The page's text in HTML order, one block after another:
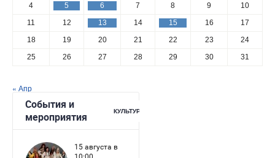
4
5 6 7 8 9
10
11
12 13 14 15 16
17
18
19 20 21 22 23
24
25
26 27 28 29 30 31
« Апр